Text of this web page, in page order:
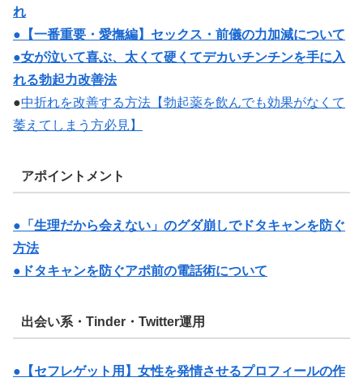
れ
●【一番重要・愛撫編】セックス・前儀の力加減について
●女が泣いて喜ぶ、太くて硬くてデカいチンチンを手に入
れる勃起力改善法
●中折れを改善する方法【勃起薬を飲んでも効果がなくて
萎えてしまう方必見】
アポイントメント
●「生理だから会えない」のグダ崩しでドタキャンを防ぐ
方法
●ドタキャンを防ぐアポ前の電話術について
出会い系・Tinder・Twitter運用
●【セフレゲット用】女性を発情させるプロフィールの作